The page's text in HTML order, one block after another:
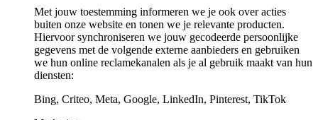
Met jouw toestemming informeren we je ook over acties
buiten onze website en tonen we je relevante producten.
Hiervoor synchroniseren we jouw gecodeerde persoonlijke
gegevens met de volgende externe aanbieders en gebruiken
we hun online reclamekanalen als je al gebruik maakt van hun
diensten:
Bing, Criteo, Meta, Google, LinkedIn, Pinterest, TikTok